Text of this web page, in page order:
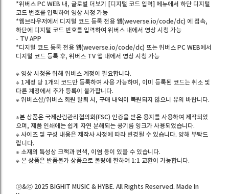
*위버스 PC WEB 내, 글로벌 더보기 [디지털 코드 입력] 메뉴에서 하단 디지털
코드 번호를 입력하여 영상 시청 가능
*웹브라우저에서 디지털 코드 등록 전용 웹(weverse.io/code/dc) 에 접속,
하단에 디지털 코드 번호를 입력하여 위버스 내에서 영상 시청 가능
- TV APP
*디지털 코드 등록 전용 웹(weverse.io/code/dc) 또는 위버스 PC WEB에서
디지털 코드 등록 후, 위버스 TV 앱 내에서 영상 시청 가능
※ 영상 시청을 위해 위버스 계정이 필요합니다.
※ 1계정 당 1개의 코드만 등록하여 사용 가능하며, 이미 등록된 코드는 취소 및
다른 계정에서 추가 등록이 불가합니다.
※ 위버스샵/위버스 회원 탈퇴 시, 구매 내역이 복원되지 않으니 유의 바랍니다.
※본 상품은 국제산림관리협의회(FSC) 인증을 받은 용지를 사용하여 제작되었
으며, 제품 인쇄에는 쉽게 자연 분해되는 콩기름 잉크가 사용되었습니다.
※ 사이즈 및 구성 내용은 제작사 사정에 따라 변경될 수 있습니다. 양해 부탁드
립니다.
※ 소재의 특성상 크랙과 변색, 이염 등이 있을 수 있습니다.
※ 본 상품은 반품불가 상품으로 불량에 한하여 1:1 교환이 가능합니다.
ⓟ&ⓒ 2025 BIGHIT MUSIC & HYBE. All Rights Reserved. Made In